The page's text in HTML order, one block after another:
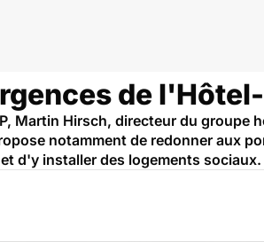
de
Martin Hirsch, directeur du groupe
notamment de redonner aux
d'y installer des logements sociaux.